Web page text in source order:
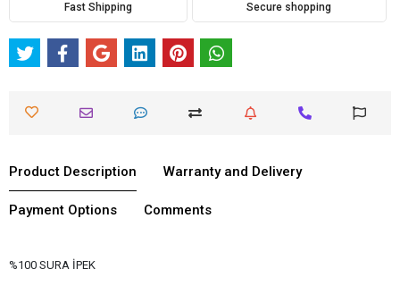
Fast Shipping Secure shopping
Product Description Warranty and Delivery
Payment Options Comments
%100 SURA İPEK